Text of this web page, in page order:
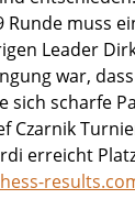
muss
Leader
war,
sich scharfe
Czarnik
erreicht